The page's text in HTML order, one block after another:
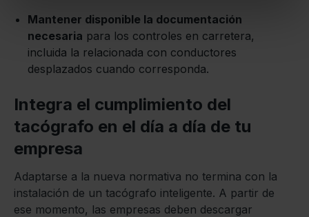
Mantener disponible la documentación
necesaria para los controles en carretera,
incluida la relacionada con conductores
desplazados cuando corresponda.
Integra el cumplimiento del
tacógrafo en el día a día de tu
empresa
Adaptarse a la nueva normativa no termina con la
instalación de un tacógrafo inteligente. A partir de
ese momento, las empresas deben descargar